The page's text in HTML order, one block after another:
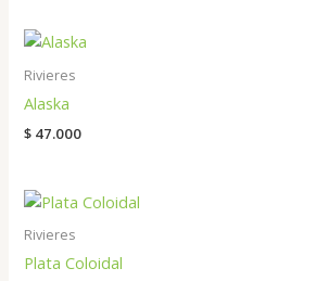
Rivieres
Alaska
$ 47.000
Rivieres
Plata Coloidal